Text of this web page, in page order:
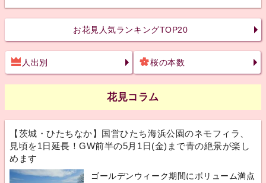
お花見人気ランキングTOP20
人出別 桜の本数
花見コラム
【茨城・ひたちなか】国営ひたち海浜公園のネモフィラ、
見頃を1日延長！GW前半の5月1日(金)まで青の絶景が楽し
めます
ゴールデンウィーク期間にボリューム満点